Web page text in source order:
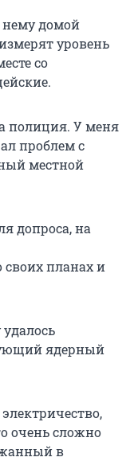
нему домой
уровень
со
полиция. У меня
проблем с
местной
допроса, на
планах и
ядерный
очень сложно
в